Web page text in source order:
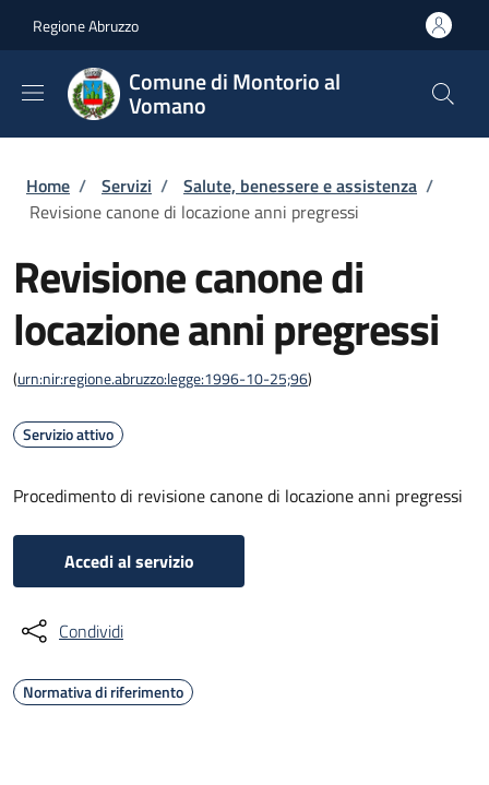
Regione Abruzzo
Comune di Montorio al
Vomano
Briciole di pane
Home / Servizi / Salute, benessere e assistenza /
Revisione canone di locazione anni pregressi
Revisione canone di
locazione anni pregressi
(urn:nir:regione.abruzzo:legge:1996-10-25;96)
Servizio attivo
Procedimento di revisione canone di locazione anni pregressi
Accedi al servizio
Condividi
Normativa di riferimento